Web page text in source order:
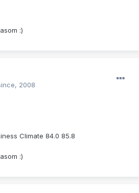
:)
2008
Climate 84.0 85.8
:)